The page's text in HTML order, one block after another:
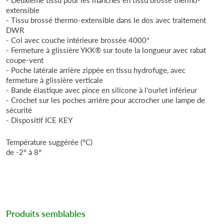
extensible
- Tissu brossé thermo-extensible dans le dos avec traitement
DWR
- Col avec couche intérieure brossée 4000*
- Fermeture à glissière YKK® sur toute la longueur avec rabat
coupe-vent
- Poche latérale arrière zippée en tissu hydrofuge, avec
fermeture à glissière verticale
- Bande élastique avec pince en silicone à l'ourlet inférieur
- Crochet sur les poches arrière pour accrocher une lampe de
sécurité
- Dispositif ICE KEY
Température suggérée (°C)
de -2° à 8°
Produits semblables